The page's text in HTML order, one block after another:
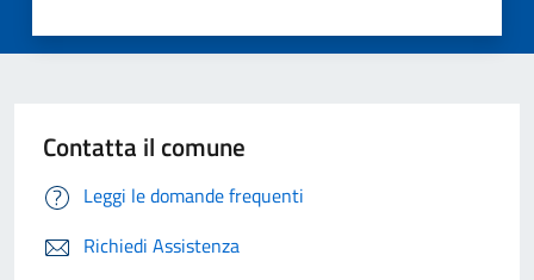
Contatta il comune
Leggi le domande frequenti
Richiedi Assistenza